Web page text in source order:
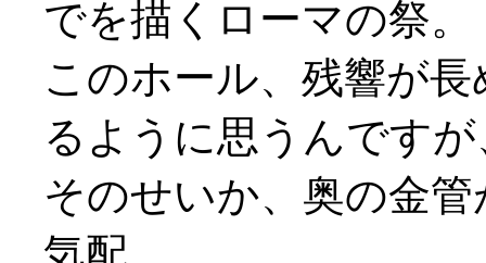
でを描くローマの祭。
このホール、残響が
るように思うんですが
そのせいか、奥の金